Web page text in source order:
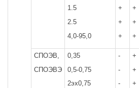
1.5
2.5
4,0-95,0
+
+
+
+
+
+
СПОЭВ,
СПОЭВЭ
0,35
0,5-0,75
2эх0,75
-
-
-
+
+
+